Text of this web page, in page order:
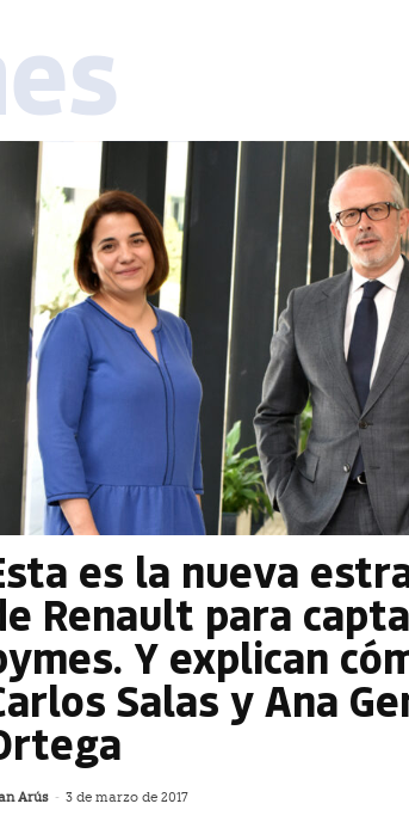
es la nueva
Renault para
Y explican
Salas y Ana
Arús - 3 de marzo de 2017